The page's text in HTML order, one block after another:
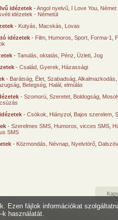
idézetek -Angol nyelvű I Love You Német
idézetek - Németül
- Kutyás Macskás
Lovas
idézetek - Film Humoros Sport Forma-1
- Tanulás, oktatás Pénz Üzleti Jog
- Család Gyerek
Házassági
- Barátság Élet Szabadság Alkalmazkodás
Betegség Halál, elmúlás
- Szomorú Szeretet Boldogság
- Csókok Hiányzol Bajos szerelem
- Szerelmes SMS Humoros, vicces SMS
SMS
- Közmondás Névnap Nyelvtörő
Ezen fájlok információkat
k használatát.